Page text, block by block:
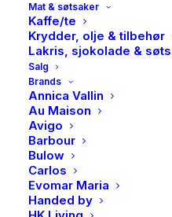
Mat & søtsaker
Kaffe/te
Krydder, olje & tilbehør
Lakris, sjokolade &
Salg
Brands
Annica Vallin
Au Maison
Avigo
Barbour
Bulow
Carlos
Evomar Maria
Handed by
PAN,
Oval
panser
armbånd
i
forgylt
sølv
antall
Produktnummer
Kategorier
Brand